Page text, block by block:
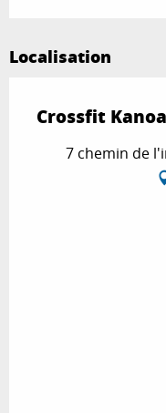
Localisation
Crossfit Kanoa
7 chemin de